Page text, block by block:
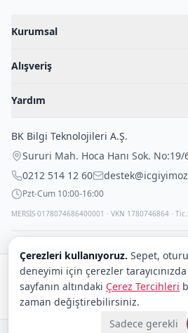
Kurumsal
Blog
İç Giyim Rehberi
Alışveriş
Fantazi İç Giyim
Çocuk İç Giyim
Outlet Fırsatları
Yardım
İade Politikası
Gizli Paketleme
BK Bilgi Teknolojileri A.Ş.
Sururi Mah. Hoca Hanı Sok. No:19/
0212 514 12 60
Pzt-Cum 10:00-16:00
MERSİS 0178074686400001 · VKN 1780746864 ·
Güvenli alışveriş:
Kargo:
Çerezleri kullanıyoruz. Sepet,
deneyimi için çerezler
sayfanın altındaki Çerez Tercihleri
zaman değiştirebilirsiniz.
Sadece gerekli